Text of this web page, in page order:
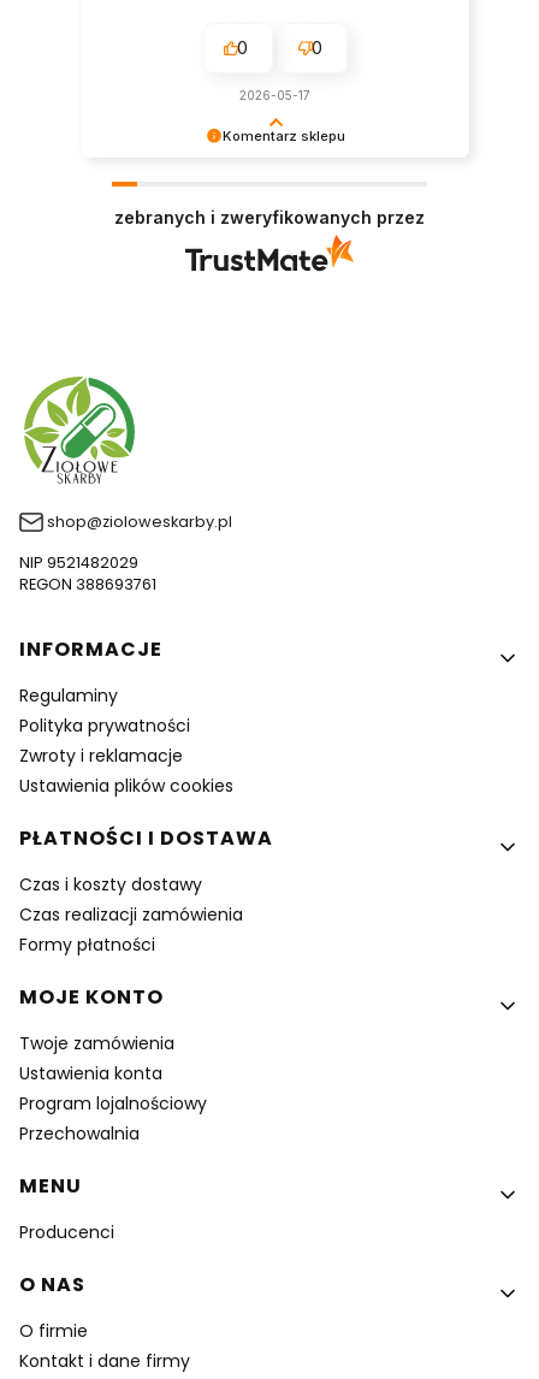
Komentarz sklepu
Doceniamy czas i wysiłek włożony w podzielenie
się z nami Twoimi doświadczeniami. Do
0 0
2026-05-17
zebranych i zweryfikowanych przez
shop@zioloweskarby.pl
NIP 9521482029
REGON 388693761
Linki w stopce
INFORMACJE
Regulaminy
Polityka prywatności
Zwroty i reklamacje
Ustawienia plików cookies
PŁATNOŚCI I DOSTAWA
Czas i koszty dostawy
Czas realizacji zamówienia
Formy płatności
MOJE KONTO
Twoje zamówienia
Ustawienia konta
Program lojalnościowy
Przechowalnia
MENU
Producenci
O NAS
O firmie
Kontakt i dane firmy